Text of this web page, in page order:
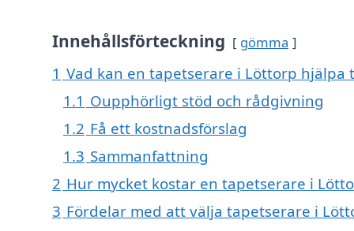
Innehållsförteckning gömma
1 Vad kan en tapetserare i Löttorp hjälpa
1.1 Oupphörligt stöd och rådgivning
1.2 Få ett kostnadsförslag
1.3 Sammanfattning
2 Hur mycket kostar en tapetserare i
3 Fördelar med att välja tapetserare i